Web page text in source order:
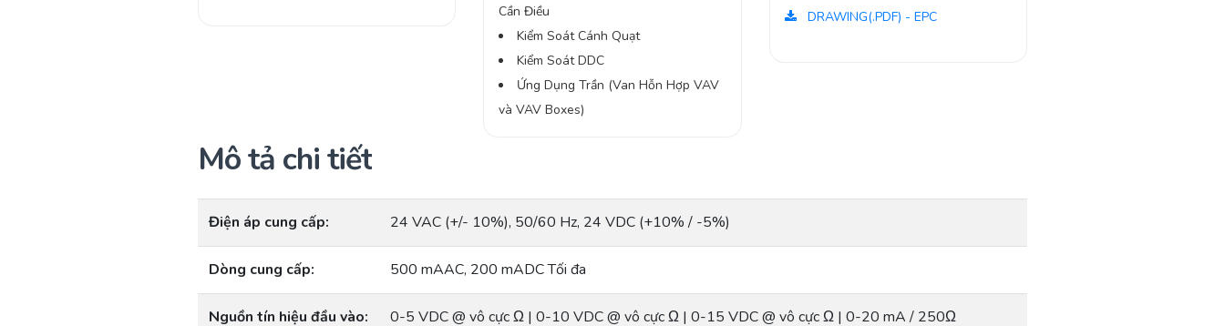
Cần Điều
Kiểm Soát Cánh Quạt
Kiểm Soát DDC
Ứng Dụng Trần (Van Hỗn Hợp VAV
và VAV Boxes)
DRAWING(.PDF) - EPC
Mô tả chi tiết
Điện áp cung cấp: 24 VAC (+/- 10%), 50/60 Hz, 24 VDC (+10% / -5%)
Dòng cung cấp: 500 mAAC, 200 mADC Tối đa
Nguồn tín hiệu đầu vào: 0-5 VDC @ vô cực Ω | 0-10 VDC @ vô cực Ω | 0-15 VDC @ vô cực Ω | 0-20 mA / 250Ω